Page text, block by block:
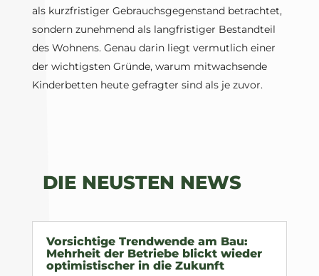
als kurzfristiger Gebrauchsgegenstand betrachtet,
sondern zunehmend als langfristiger Bestandteil
des Wohnens. Genau darin liegt vermutlich einer
der wichtigsten Gründe, warum mitwachsende
Kinderbetten heute gefragter sind als je zuvor.
DIE NEUSTEN NEWS
Vorsichtige Trendwende am Bau:
Mehrheit der Betriebe blickt wieder
optimistischer in die Zukunft